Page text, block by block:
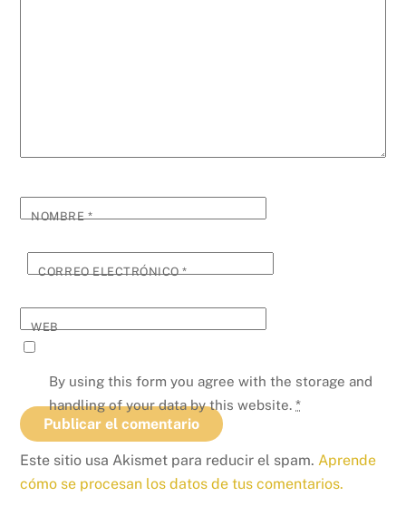
NOMBRE*
CORREO ELECTRÓNICO*
WEB
By using this form you agree with the storage and
handling of your data by this website.*
Este sitio usa Akismet para reducir el spam.Aprende
cómo se procesan los datos de tus comentarios.